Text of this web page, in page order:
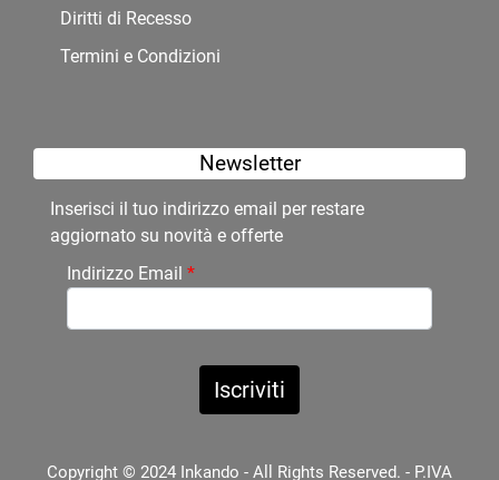
Diritti di Recesso
Termini e Condizioni
Newsletter
Inserisci il tuo indirizzo email per restare
aggiornato su novità e offerte
Indirizzo Email *
Copyright © 2024 Inkando - All Rights Reserved. - P.IVA